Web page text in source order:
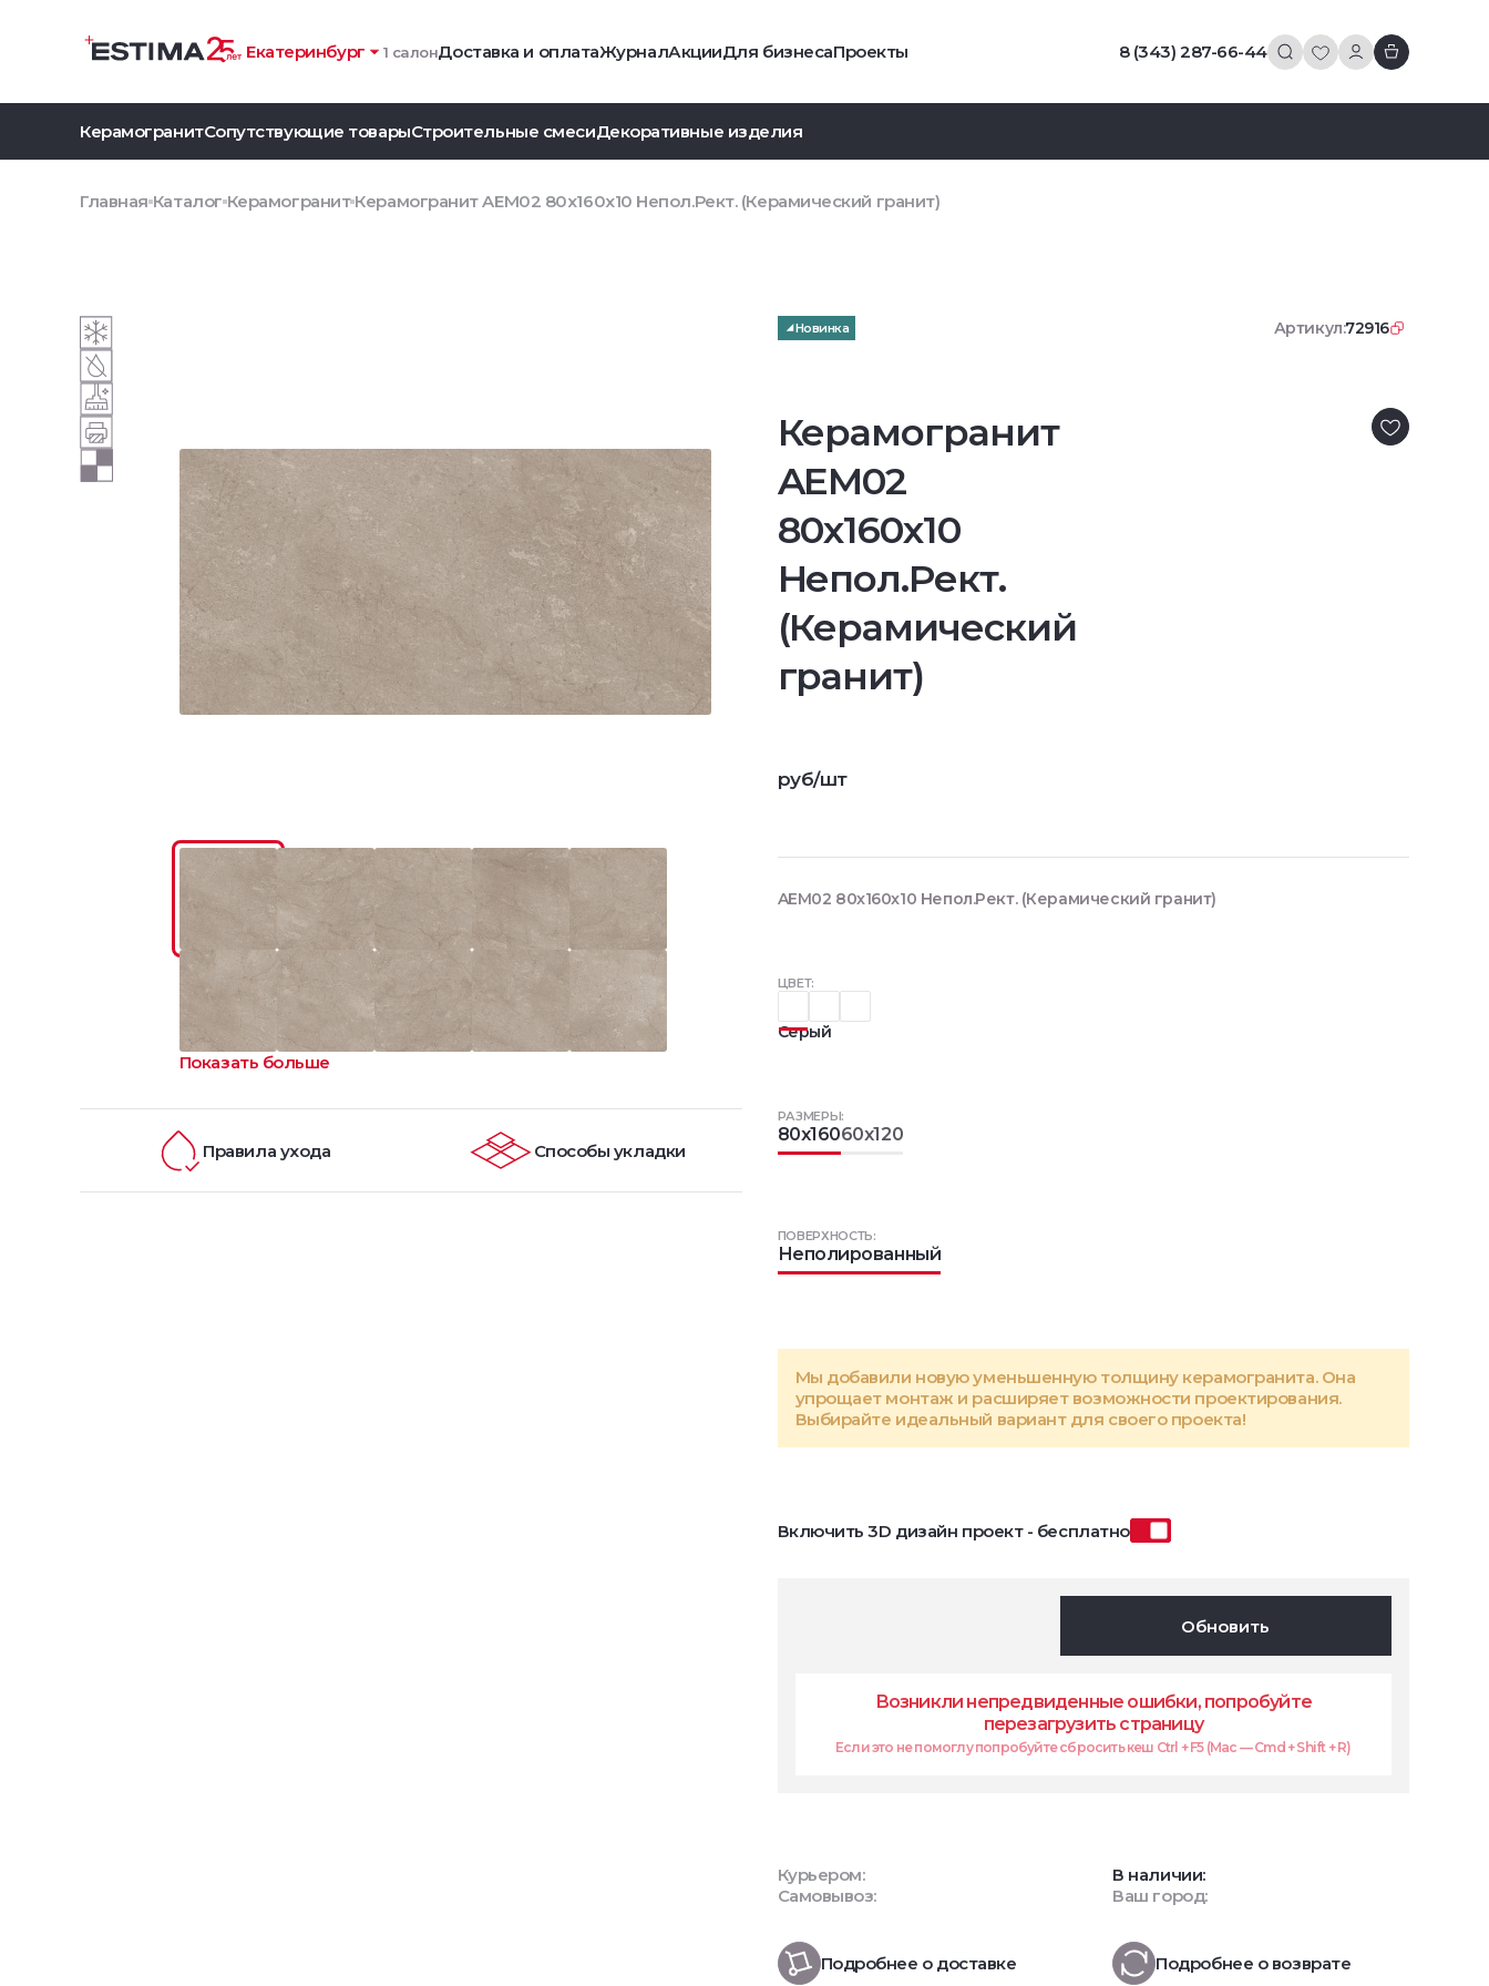
Екатеринбург 1 салонДоставка и оплатаЖурналАкцииДля бизнесаПроекты 8 (343) 287-66-44
КерамогранитСопутствующие товарыСтроительные смесиДекоративные изделия
Главная Каталог Керамогранит Керамогранит AEM02 80x160x10 Непол.Рект. (Керамический гранит)
Новинка Артикул:72916
Показать больше
Керамогранит
AEM02
80x160x10
Непол.Рект.
(Керамический
гранит)
ЦВЕТ:
Серый
РАЗМЕРЫ:
80x16060x120
ПОВЕРХНОСТЬ:
Неполированный
Мы добавили новую уменьшенную толщину керамогранита. Она
упрощает монтаж и расширяет возможности проектирования.
Выбирайте идеальный вариант для своего проекта!
Включить 3D дизайн проект - бесплатно
руб/шт
Обновить
Возникли непредвиденные ошибки, попробуйте
перезагрузить страницу
Если это не помоглу попробуйте сбросить кеш Ctrl + F5 (Mac — Cmd + Shift + R)
Курьером:
Самовывоз:
В наличии:
Ваш город:
Подробнее о доставке Подробнее о возврате
AEM02 80x160x10 Непол.Рект. (Керамический гранит)
Правила ухода Способы укладки